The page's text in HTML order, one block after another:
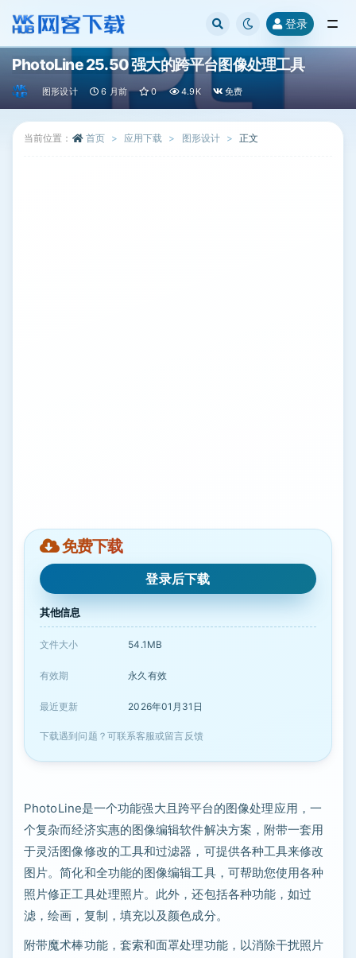
登录
PhotoLine 25.50 强大的跨平台图像处理工具
图形设计 6 月前 0 4.9K 免费
当前位置： 首页 应用下载 图形设计 正文
免费下载
登录后下载
其他信息
文件大小 54.1MB
有效期 永久有效
最近更新 2026年01月31日
下载遇到问题？可联系客服或留言反馈
PhotoLine是一个功能强大且跨平台的图像处理应用，一
个复杂而经济实惠的图像编辑软件解决方案，附带一套用
于灵活图像修改的工具和过滤器，可提供各种工具来修改
图片。简化和全功能的图像编辑工具，可帮助您使用各种
照片修正工具处理照片。此外，还包括各种功能，如过
滤，绘画，复制，填充以及颜色成分。
附带魔术棒功能，套索和面罩处理功能，以消除干扰照片
全部